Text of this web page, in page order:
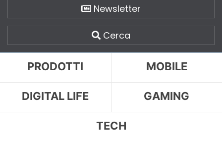
Newsletter
Cerca
PRODOTTI MOBILE
DIGITAL LIFE GAMING
TECH